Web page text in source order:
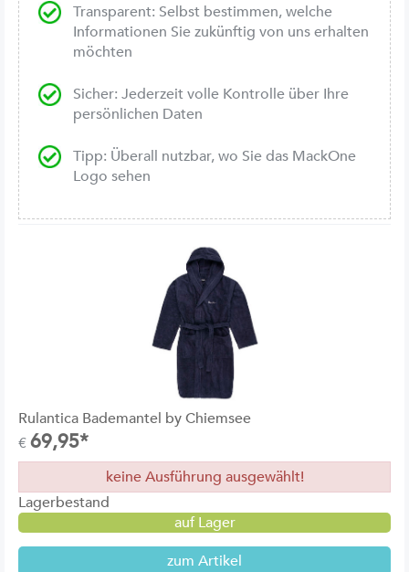
Transparent: Selbst bestimmen, welche
Informationen Sie zukünftig von uns erhalten
möchten
Sicher: Jederzeit volle Kontrolle über Ihre
persönlichen Daten
Tipp: Überall nutzbar, wo Sie das MackOne
Logo sehen
Rulantica Bademantel by Chiemsee
€69,95*
keine Ausführung ausgewählt!
Lagerbestand
auf Lager
zum Artikel